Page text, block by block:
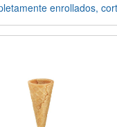
enrollados,